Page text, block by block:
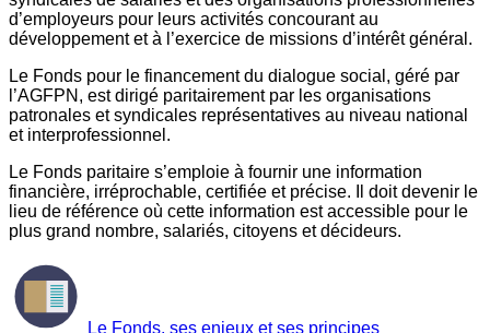
d’employeurs pour leurs activités concourant au
développement et à l’exercice de missions d’intérêt général.
Le Fonds pour le financement du dialogue social, géré par
l’AGFPN, est dirigé paritairement par les organisations
patronales et syndicales représentatives au niveau national
et interprofessionnel.
Le Fonds paritaire s’emploie à fournir une information
financière, irréprochable, certifiée et précise. Il doit devenir le
lieu de référence où cette information est accessible pour le
plus grand nombre, salariés, citoyens et décideurs.
Le Fonds, ses enjeux et ses principes